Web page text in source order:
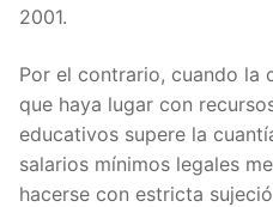
2001.
Por el contrario, cuando la
que haya lugar con
educativos supere la
salarios mínimos legales
hacerse con estricta